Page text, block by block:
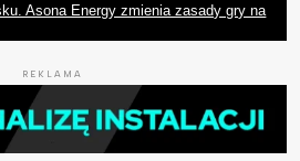
Asona Energy zmienia zasady gry na
REKLAMA